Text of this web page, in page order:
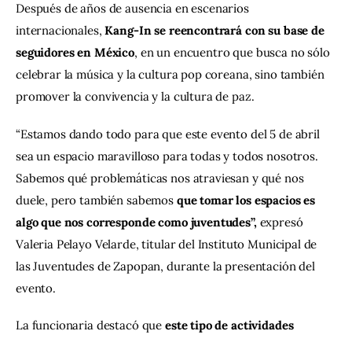
Después de años de ausencia en escenarios
internacionales, Kang-In se reencontrará con su base de
seguidores en México, en un encuentro que busca no sólo
celebrar la música y la cultura pop coreana, sino también
promover la convivencia y la cultura de paz.
“Estamos dando todo para que este evento del 5 de abril
sea un espacio maravilloso para todas y todos nosotros.
Sabemos qué problemáticas nos atraviesan y qué nos
duele, pero también sabemos que tomar los espacios es
algo que nos corresponde como juventudes”, expresó
Valeria Pelayo Velarde, titular del Instituto Municipal de
las Juventudes de Zapopan, durante la presentación del
evento.
La funcionaria destacó que este tipo de actividades